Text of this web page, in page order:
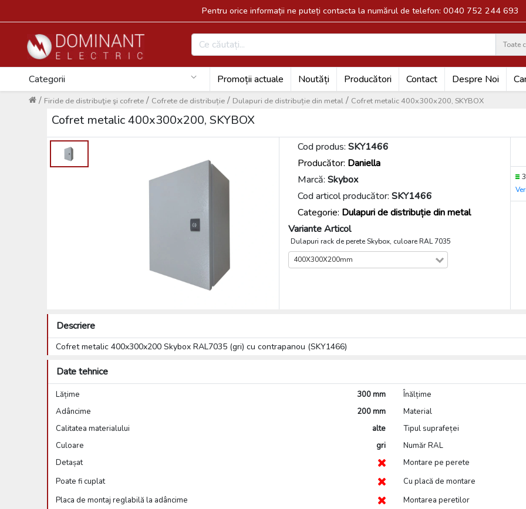
Pentru orice informații ne puteți contacta la numărul de telefon: 0040 752 244 693
Toate
Search
Categorii Promoții actuale Noutăți Producători Contact Despre Noi
Cofret metalic 400x300x200, SKYBOX
/
Dulapuri de distribuție din metal
/
Cofrete de distribuție
/
Firide de distribuţie şi cofrete
/
Cofret metalic 400x300x200, SKYBOX
Cod produs: SKY1466
Producător: Daniella
Marcă: Skybox
Cod articol producător: SKY1466
Categorie: Dulapuri de distribuție din metal
Variante Articol
Dulapuri rack de perete Skybox, culoare RAL 7035
400X300X200mm
Descriere
Cofret metalic 400x300x200 Skybox RAL7035 (gri) cu contrapanou (SKY1466)
Date tehnice
Lățime 300 mm
Înălțime
Adâncime
200 mm
Material
Calitatea materialului
alte
Tipul suprafeței
Culoare
gri
Număr RAL
Detașat
Montare pe perete
Poate fi cuplat
Cu placă de montare
Placa de montaj reglabilă la adâncime
Montarea peretilor